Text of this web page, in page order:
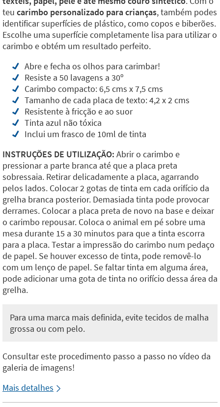
teu carimbo personalizado para crianças, também podes
identificar superfícies de plástico, como copos e biberões.
Escolhe uma superfície completamente lisa para utilizar o
carimbo e obtém um resultado perfeito.
Abre e fecha os olhos para carimbar!
Resiste a 50 lavagens a 30º
Carimbo compacto: 6,5 cms x 7,5 cms
Tamanho de cada placa de texto: 4,2 x 2 cms
Resistente à fricção e ao suor
Tinta azul não tóxica
Inclui um frasco de 10ml de tinta
INSTRUÇÕES DE UTILIZAÇÃO: Abrir o carimbo e
pressionar a parte branca até que a placa preta
sobressaia. Retirar delicadamente a placa, agarrando
pelos lados. Colocar 2 gotas de tinta em cada orifício da
grelha branca posterior. Demasiada tinta pode provocar
derrames. Colocar a placa preta de novo na base e deixar
o carimbo repousar. Coloca o animal em pé sobre uma
mesa durante 15 a 30 minutos para que a tinta escorra
para a placa. Testar a impressão do carimbo num pedaço
de papel. Se houver excesso de tinta, pode removê-lo
com um lenço de papel. Se faltar tinta em alguma área,
pode adicionar uma gota de tinta no orifício dessa área da
grelha.
Para uma marca mais definida, evite tecidos de malha
grossa ou com pelo.
Consultar este procedimento passo a passo no vídeo da
galeria de imagens!
Mais detalhes